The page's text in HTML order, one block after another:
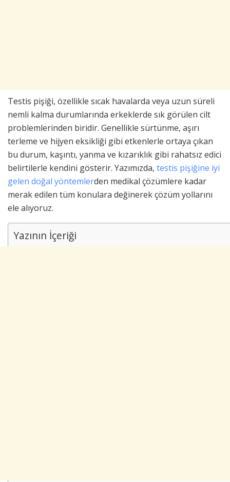
Testis pişiği, özellikle sıcak havalarda veya uzun süreli
nemli kalma durumlarında erkeklerde sık görülen cilt
problemlerinden biridir. Genellikle sürtünme, aşırı
terleme ve hijyen eksikliği gibi etkenlerle ortaya çıkan
bu durum, kaşıntı, yanma ve kızarıklık gibi rahatsız edici
belirtilerle kendini gösterir. Yazımızda, testis pişiğine iyi
gelen doğal yöntemlerden medikal çözümlere kadar
merak edilen tüm konulara değinerek çözüm yollarını
ele alıyoruz.
Yazının İçeriği